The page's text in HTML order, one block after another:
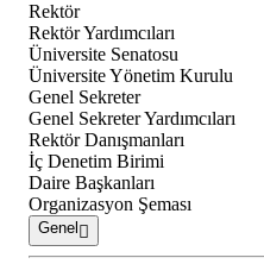
Rektör
Rektör Yardımcıları
Üniversite Senatosu
Üniversite Yönetim Kurulu
Genel Sekreter
Genel Sekreter Yardımcıları
Rektör Danışmanları
İç Denetim Birimi
Daire Başkanları
Organizasyon Şeması
Genel